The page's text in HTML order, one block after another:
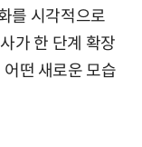
를 시각적으로
가 한 단계 확장
떤 새로운 모습